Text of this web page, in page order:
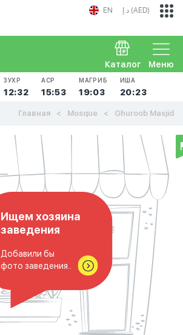
EN د.إ (AED)
Меню
Каталог
ЗУХР
12:32
АСР
15:53
МАГРИБ
19:03
ИША
20:23
Главная Mosque Ghuroob Masjid
Ищем хозяина
заведения
Добавили бы
фото заведения..